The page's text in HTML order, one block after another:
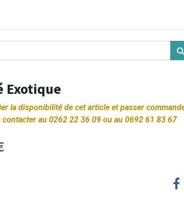
Exotique
la disponibilité de cet article et passer
contacter au 0262 22 36 09 ou au 0692 61 83 67